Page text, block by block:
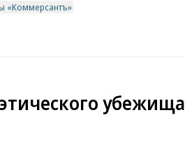
«Коммерсантъ»
убежища